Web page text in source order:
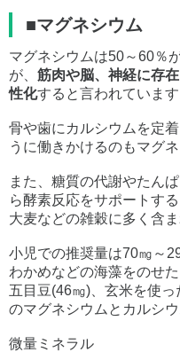
■マグネシウム
マグネシウムは50～60％
が、 筋肉や脳、神経に存
性化すると言われています
骨や歯にカルシウムを定
うに働きかけるのもマグ
また、糖質の代謝やたん
ら酵素反応をサポートす
大麦などの雑穀に多く含ま
小児での推奨量は70㎎～
わかめなどの海藻をのせ
五目豆(46㎎)、玄米を使
のマグネシウムとカルシ
微量ミネラル